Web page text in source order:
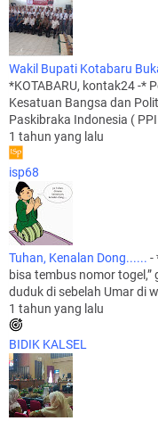
Wakil Bupati Kotabaru
*KOTABARU, kontak24 -*
Kesatuan Bangsa dan
Paskibraka Indonesia (
1 tahun yang lalu
isp68
Tuhan, Kenalan Dong...... -
bisa tembus nomor
duduk di sebelah Umar di
1 tahun yang lalu
BIDIK KALSEL